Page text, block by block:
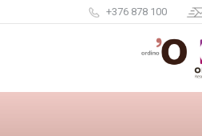
+376 878 100